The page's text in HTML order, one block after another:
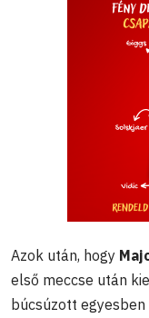
Azok után, hogy
első meccse után
búcsúzott